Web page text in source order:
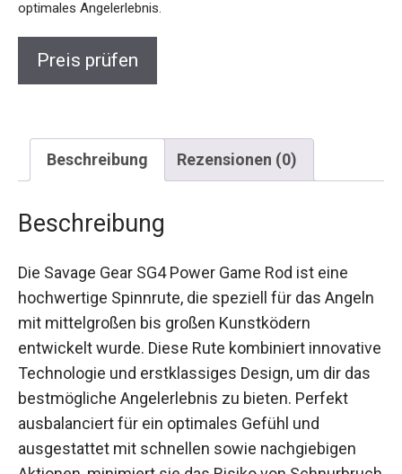
Beschreibung Rezensionen (0)
Beschreibung
hochwertige Spinnrute, die speziell für das
Angeln mit mittelgroßen bis großen Kunstködern
entwickelt wurde. Diese Rute kombiniert
innovative Technologie und erstklassiges Design,
um dir das bestmögliche Angelerlebnis zu bieten.
Perfekt ausbalanciert für ein optimales Gefühl
und ausgestattet mit schnellen sowie
nachgiebigen Aktionen, minimiert sie das Risiko